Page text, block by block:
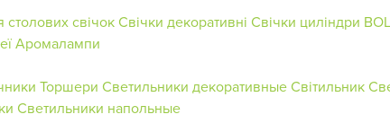
столових свічокСвічки декоративні Свічки циліндри
Аромалампи
Торшери Светильники декоративныеСвітильник
Светильники напольные